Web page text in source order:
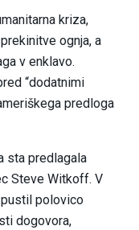
kriza,
ognja, a
v enklavo.
“dodatnimi
predloga
sta predlagala
Steve Witkoff. V
polovico
dogovora,